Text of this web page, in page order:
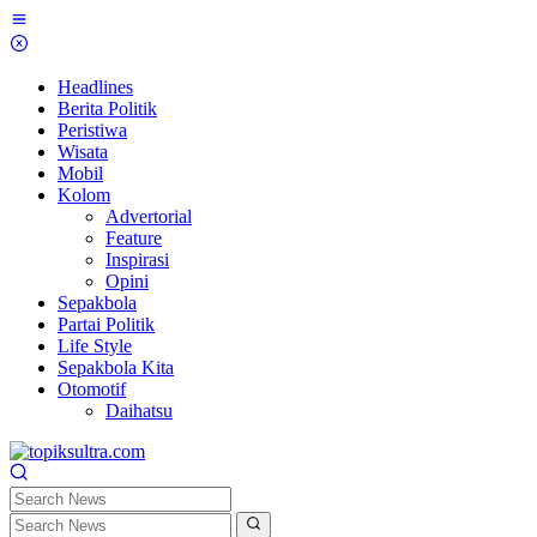
Skip
to
Headlines
Berita Politik
Peristiwa
Wisata
Mobil
Kolom
Advertorial
Feature
Inspirasi
Opini
Sepakbola
Partai Politik
Life Style
Sepakbola Kita
Otomotif
Daihatsu